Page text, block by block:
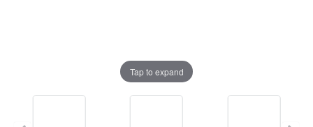
Tap to expand